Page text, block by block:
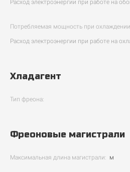
Расход электроэнергии при работе на
Потребляемая мощность при
Расход электроэнергии при работе на
Хладагент
Тип фреона:
Фреоновые магистрали
Максимальная длина магистрали: м